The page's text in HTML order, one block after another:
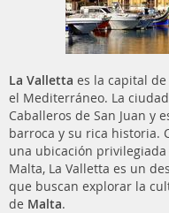
La Valletta es la capital
el Mediterráneo. La
Caballeros de San Juan y
barroca y su rica historia.
una ubicación
Malta, La Valletta es un
que buscan explorar la
de Malta.